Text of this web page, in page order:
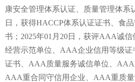
康安全管理体系认证、质量管理体系
日，获得HACCP体系认证证书、食
书；2025年01月20日，获评AAA诚
经营示范单位、AAA企业信用等级
证书、AAA质量服务诚信单位、AAA
AAA重合同守信用企业、AAA重质